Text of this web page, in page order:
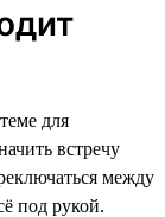
для
встречу
между
под рукой.